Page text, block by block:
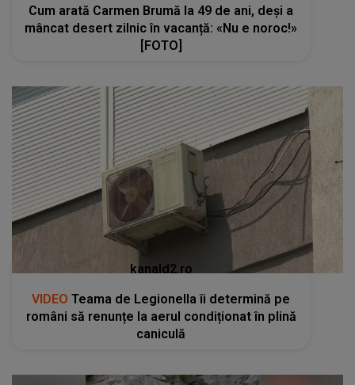
Cum arată Carmen Brumă la 49 de ani, deși a
mâncat desert zilnic în vacanță: «Nu e noroc!»
[FOTO]
kanald2.ro
VIDEO Teama de Legionella îi determină pe
români să renunțe la aerul condiționat în plină
caniculă